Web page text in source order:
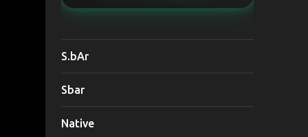
S.bAr
Sbar
Native